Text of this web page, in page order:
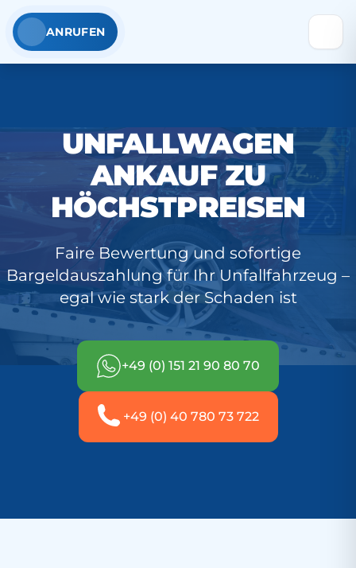
ANRUFEN
UNFALLWAGEN
ANKAUF ZU
HÖCHSTPREISEN
Faire Bewertung und sofortige
Bargeldauszahlung für Ihr Unfallfahrzeug –
egal wie stark der Schaden ist
+49 (0) 151 21 90 80 70
+49 (0) 40 780 73 722